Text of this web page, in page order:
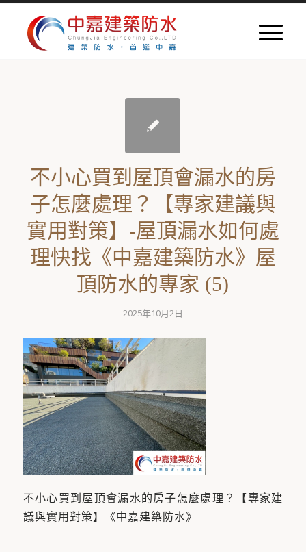
不小心買到屋頂會漏水的房
子怎麼處理？【專家建議與
實用對策】-屋頂漏水如何處
理快找《中嘉建築防水》屋
頂防水的專家 (5)
2025年10月2日
不小心買到屋頂會漏水的房子怎麼處理？【專家建
議與實用對策】《中嘉建築防水》